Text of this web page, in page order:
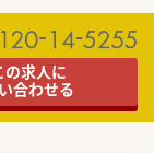
の求人に
合わせる